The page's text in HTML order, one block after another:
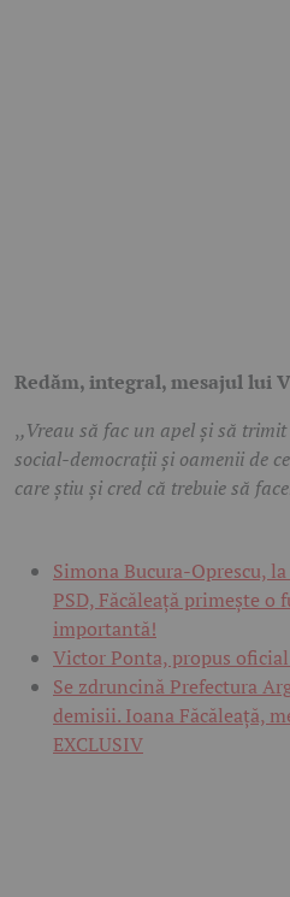
Redăm, integral, mesajul lui
,,Vreau să fac un apel și să
social-democrații și oamenii de
care știu și cred că trebuie să
Simona Bucura-Oprescu,
PSD, Făcăleață primește o
importantă!
Victor Ponta, propus
Se zdruncină Prefectura
demisii. Ioana Făcăleață,
EXCLUSIV